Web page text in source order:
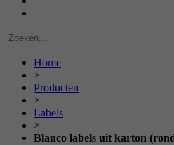
Home
>
Producten
>
Labels
>
Blanco labels uit karton